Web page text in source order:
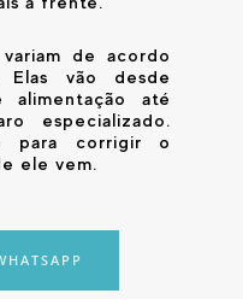
de acordo
vão desde
até
especializado.
para corrigir o
ele vem.